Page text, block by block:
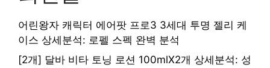
어린왕자 캐릭터 에어팟 프로3 3세대 투명 젤리 케
이스 상세분석: 로펠 스펙 완벽 분석
[2개] 달바 비타 토닝 로션 100mlX2개 상세분석: 성